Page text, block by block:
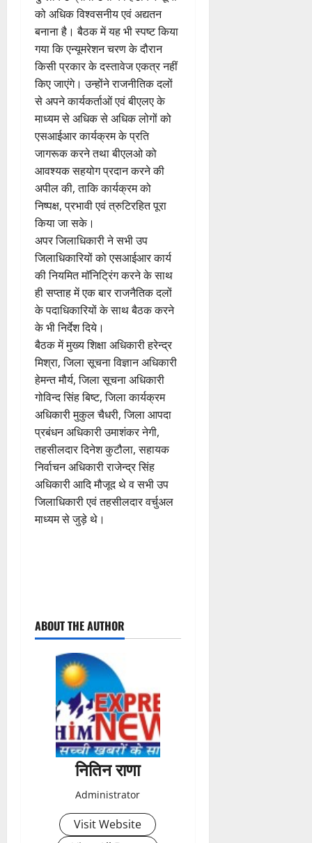
को अधिक विश्वसनीय एवं अद्यतन
बनाना है। बैठक में यह भी स्पष्ट किया
गया कि एन्यूमरेशन चरण के दौरान
किसी प्रकार के दस्तावेज एकत्र नहीं
किए जाएंगे। उन्होंने राजनीतिक दलों
से अपने कार्यकर्ताओं एवं बीएलए के
माध्यम से अधिक से अधिक लोगों को
एसआईआर कार्यक्रम के प्रति
जागरूक करने तथा बीएलओ को
आवश्यक सहयोग प्रदान करने की
अपील की, ताकि कार्यक्रम को
निष्पक्ष, प्रभावी एवं त्रुटिरहित पूरा
किया जा सके।
अपर जिलाधिकारी ने सभी उप
जिलाधिकारियों को एसआईआर कार्य
की नियमित माॅनिट्रिंग करने के साथ
ही सप्ताह में एक बार राजनैतिक दलों
के पदाधिकारियों के साथ बैठक करने
के भी निर्देश दिये।
बैठक में मुख्य शिक्षा अधिकारी हरेन्द्र
मिश्रा, जिला सूचना विज्ञान अधिकारी
हेमन्त मौर्य, जिला सूचना अधिकारी
गोविन्द सिंह बिष्ट, जिला कार्यक्रम
अधिकारी मुकुल चैधरी, जिला आपदा
प्रबंधन अधिकारी उमाशंकर नेगी,
तहसीलदार दिनेश कुटौला, सहायक
निर्वाचन अधिकारी राजेन्द्र सिंह
अधिकारी आदि मौजूद थे व सभी उप
जिलाधिकारी एवं तहसीलदार वर्चुअल
माध्यम से जुड़े थे।
o
ABOUT THE AUTHOR
नितिन राणा
Administrator
Visit Website